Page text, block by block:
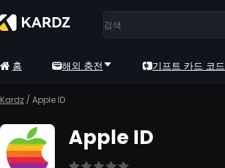
홈 해외 충전 기프트 카드 코드
Kardz / Apple ID
Apple ID